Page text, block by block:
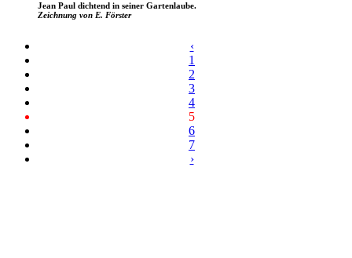
Jean Paul dichtend in seiner Gartenlaube.
Zeichnung von E. Förster
‹
1
2
3
4
5
6
7
›